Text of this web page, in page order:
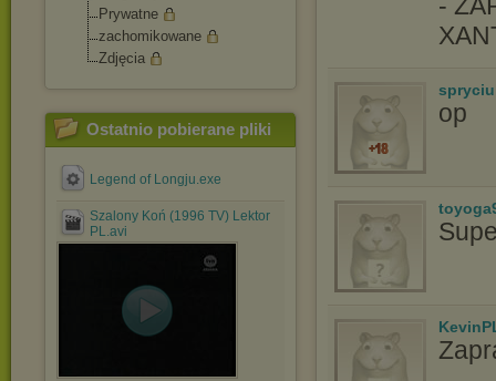
Prywatne
zachomikowane
Zdjęcia
Ostatnio pobierane pliki
Legend of Longju.exe
Szalony Koń (1996 TV) Lektor
PL.avi
-
op